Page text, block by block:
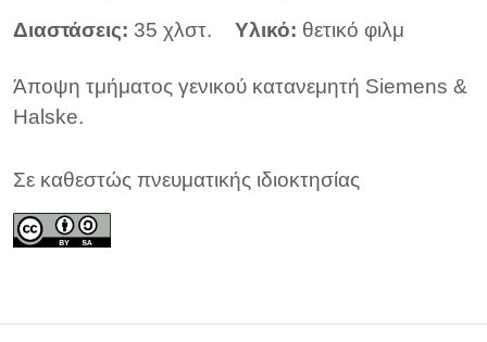
Διαστάσεις: 35 χλστ. Υλικό: θετικό φιλμ
Άποψη τμήματος γενικού κατανεμητή Siemens &
Halske.
Σε καθεστώς πνευματικής ιδιοκτησίας